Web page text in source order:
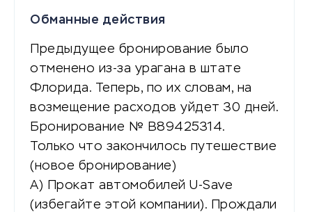
Обманные действия
Предыдущее бронирование было
отменено из-за урагана в штате
Флорида. Теперь, по их словам, на
возмещение расходов уйдет 30 дней.
Бронирование № B89425314.
Только что закончилось путешествие
(новое бронирование)
А) Прокат автомобилей U-Save
(избегайте этой компании). Прождали